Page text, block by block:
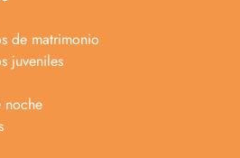
de matrimonio
juveniles
noche